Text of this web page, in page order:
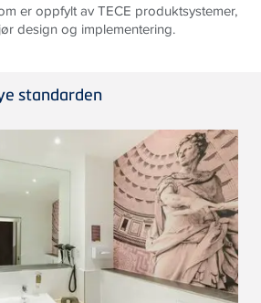
er oppfylt av TECE produktsystemer,
design og implementering.
standarden